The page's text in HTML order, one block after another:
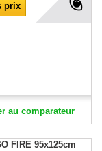
prix
au comparateur
FIRE 95x125cm